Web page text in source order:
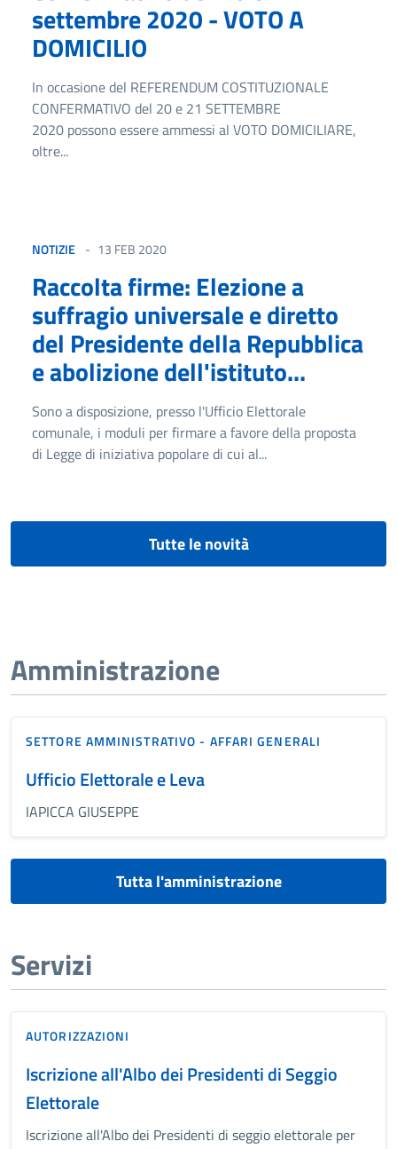
settembre 2020 - VOTO A
DOMICILIO
In occasione del REFERENDUM COSTITUZIONALE
CONFERMATIVO del 20 e 21 SETTEMBRE
2020 possono essere ammessi al VOTO DOMICILIARE,
oltre...
NOTIZIE 13 FEB 2020
Raccolta firme: Elezione a
suffragio universale e diretto
del Presidente della Repubblica
e abolizione dell'istituto...
Sono a disposizione, presso l'Ufficio Elettorale
comunale, i moduli per firmare a favore della proposta
di Legge di iniziativa popolare di cui al...
Tutte le novità
Amministrazione
SETTORE AMMINISTRATIVO - AFFARI GENERALI
Ufficio Elettorale e Leva
IAPICCA GIUSEPPE
Tutta l'amministrazione
Servizi
AUTORIZZAZIONI
Iscrizione all'Albo dei Presidenti di Seggio
Elettorale
Iscrizione all'Albo dei Presidenti di seggio elettorale per